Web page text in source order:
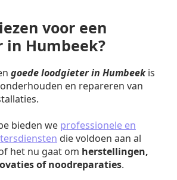
voor een
in Humbeek?
goede loodgieter in Humbeekis
en repareren van
bieden we professionele en
die voldoen aan al
het nu gaat om herstellingen,
of noodreparaties.